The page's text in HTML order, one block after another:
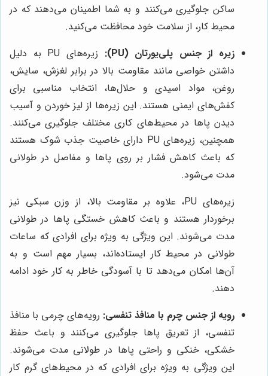
ساکن جلوگیری می‌کنند و به شما اطمینان می‌دهند که در
محیط کار، از سلامت خود محافظت می‌کنید.
زیره از جنس پلی‌یورتان (PU):
زیره‌های PU به دلیل
داشتن خواصی مانند مقاومت بالا در برابر لغزش، سایش،
روغن، مواد اسیدی و حلال‌ها، انتخاب مناسبی برای
کفش‌های ایمنی هستند. این زیره‌ها از لیز خوردن و آسیب
دیدن پاها در محیط‌های کاری مختلف جلوگیری می‌کنند.
همچنین، زیره‌های PU دارای خاصیت جذب شوک هستند
که باعث کاهش فشار بر روی پاها و مفاصل در طولانی
مدت می‌شود.
زیره‌های PU، علاوه بر مقاومت بالا، از وزن سبکی نیز
برخوردار هستند و باعث کاهش خستگی پاها در طولانی
مدت می‌شوند. این ویژگی به ویژه برای افرادی که ساعات
طولانی در محیط کار ایستاده‌اند، بسیار مهم است و به
آن‌ها امکان می‌دهد تا با آسودگی خاطر به کار خود ادامه
دهند.
رویه از جنس چرم با منافذ تنفسی: رویه‌های چرمی با منافذ
تنفسی، از تعریق پاها جلوگیری می‌کنند و باعث حفظ
خشکی، خنکی و راحتی پاها در طولانی مدت می‌شوند.
این ویژگی به ویژه برای افرادی که در محیط‌های گرم کار